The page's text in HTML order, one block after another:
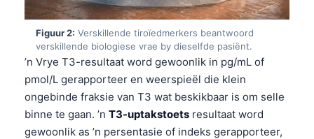
Figuur 2: Verskillende tiroïedmerkers beantwoord
verskillende biologiese vrae by dieselfde pasiënt.
’n Vrye T3-resultaat word gewoonlik in pg/mL of
pmol/L gerapporteer en weerspieël die klein
ongebinde fraksie van T3 wat beskikbaar is om selle
binne te gaan. ’n T3-uptakstoets resultaat word
gewoonlik as ’n persentasie of indeks gerapporteer,